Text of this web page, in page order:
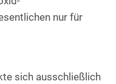
nur für
sich ausschließlich